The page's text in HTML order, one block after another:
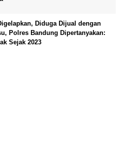
Diduga Dijual dengan
Polres Bandung Dipertanyakan:
Sejak 2023